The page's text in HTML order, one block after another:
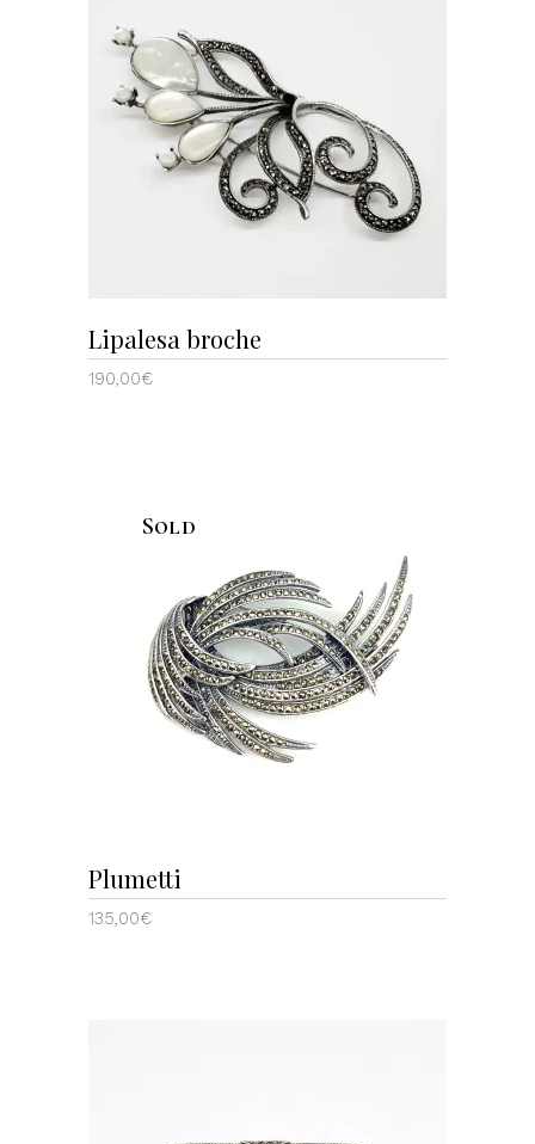
AÑADIR AL CARRITO
Lipalesa broche
190,00€
Sold
LEER MÁS
Plumetti
135,00€